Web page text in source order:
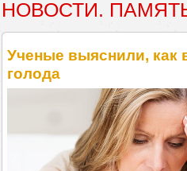
НОВОСТИ.
Ученые выяснили, как
голода